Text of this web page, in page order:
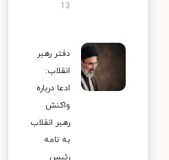
13
دفتر رهبر
انقلاب:
ادعا درباره
واکنش
رهبر انقلاب
به نامه
رئیس